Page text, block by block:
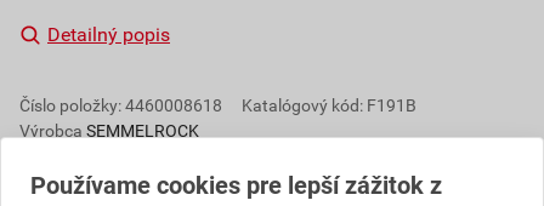
Detailný popis
Číslo položky:4460008618
Katalógový kód: F191B
Výrobca SEMMELROCK
Používame cookies pre lepší zážitok z